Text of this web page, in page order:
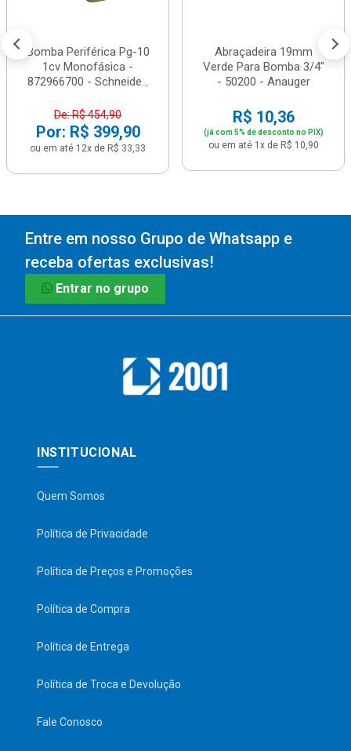
Bomba Periférica Pg-10
1cv Monofásica -
872966700 - Schneide...
De: R$ 454,90
Por: R$ 399,90
ou em até 12x de R$ 33,33
Abraçadeira 19mm
Verde Para Bomba 3/4"
- 50200 - Anauger
R$ 10,36
(já com 5% de desconto no PIX)
ou em até 1x de R$ 10,90
Entre em nosso Grupo de Whatsapp e
receba ofertas exclusivas!
Entrar no grupo
INSTITUCIONAL
Quem Somos
Política de Privacidade
Política de Preços e Promoções
Política de Compra
Política de Entrega
Política de Troca e Devolução
Fale Conosco